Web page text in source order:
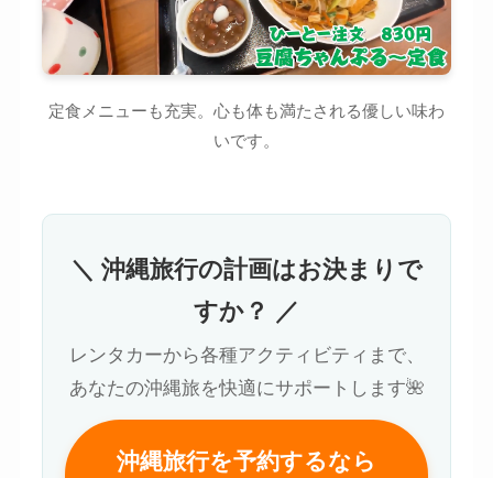
定食メニューも充実。心も体も満たされる優しい味わ
いです。
＼ 沖縄旅行の計画はお決まりで
すか？ ／
レンタカーから各種アクティビティまで、
あなたの沖縄旅を快適にサポートします🌺
沖縄旅行を予約するなら